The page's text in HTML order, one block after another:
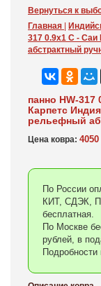
Вернуться к
Главная
317 0.9x1 С -
абстрактный
панно HW-317
Карпетс
рельефный
Цена ковра:
По России
КИТ, СДЭК,
бесплатная.
По Москве
рублей, в